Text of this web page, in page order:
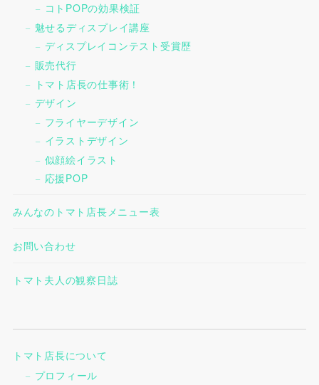
コトPOPの効果検証
魅せるディスプレイ講座
ディスプレイコンテスト受賞歴
販売代行
トマト店長の仕事術！
デザイン
フライヤーデザイン
イラストデザイン
似顔絵イラスト
応援POP
みんなのトマト店長メニュー表
お問い合わせ
トマト夫人の観察日誌
トマト店長について
プロフィール